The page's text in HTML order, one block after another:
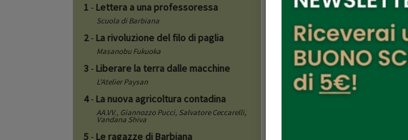
Libri dell'autore:
1- Lettera a una professoressa
Scuola di Barbiana
2- La rivoluzione del filo di paglia
Masanobu Fukuoka
3- Liberare la terra dalle macchine
L'Atelier Paysan
4- La nuova agricoltura contadina
AA.VV., Giannozzo Pucci, Salvatore Ceccarelli,
Vandana Shiva
5- Le ragazze di Barbiana